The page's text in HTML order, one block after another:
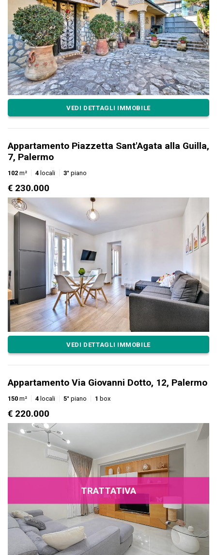
VEDI DETTAGLI IMMOBILE
Appartamento Piazzetta Sant'Agata alla Guilla,
7, Palermo
102 m² 4 locali 3° piano
€ 230.000
VEDI DETTAGLI IMMOBILE
Appartamento Via Giovanni Dotto, 12, Palermo
150 m² 4 locali 5° piano 1 box
€ 220.000
TRATTATIVA